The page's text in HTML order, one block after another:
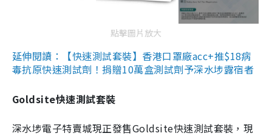
點擊圖片放大
延伸閱讀：【快速測試套裝】香港口罩廠acc+推$18病
毒抗原快速測試劑！捐贈10萬盒測試劑予深水埗露宿者
Goldsite快速測試套裝
深水埗電子特賣城現正發售Goldsite快速測試套裝，現